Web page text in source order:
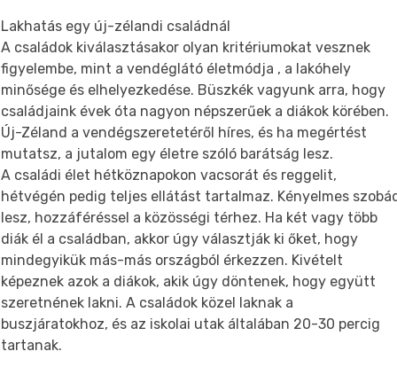
Lakhatás egy új-zélandi családnál
A családok kiválasztásakor olyan kritériumokat vesznek
figyelembe, mint a vendéglátó életmódja , a lakóhely
minősége és elhelyezkedése. Büszkék vagyunk arra, hogy
családjaink évek óta nagyon népszerűek a diákok körében.
Új-Zéland a vendégszeretetéről híres, és ha megértést
mutatsz, a jutalom egy életre szóló barátság lesz.
A családi élet hétköznapokon vacsorát és reggelit,
hétvégén pedig teljes ellátást tartalmaz. Kényelmes
lesz, hozzáféréssel a közösségi térhez. Ha két vagy több
diák él a családban, akkor úgy választják ki őket, hogy
mindegyikük más-más országból érkezzen. Kivételt
képeznek azok a diákok, akik úgy döntenek, hogy együtt
szeretnének lakni. A családok közel laknak a
buszjáratokhoz, és az iskolai utak általában 20-30 percig
tartanak.